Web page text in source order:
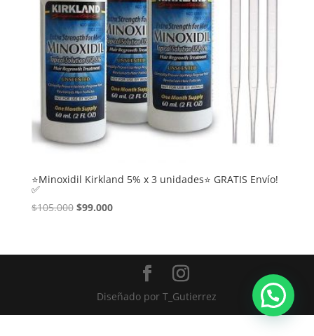
⭐Minoxidil Kirkland 5% x 3 unidades⭐ GRATIS Envío!
✅
$105.000 El
era:
$99.000El
es:
$99.000.
Diseñado porT_Gutierrez